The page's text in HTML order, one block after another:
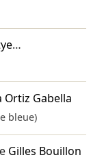
…
Ortiz Gabella
bleue)
Gilles Bouillon